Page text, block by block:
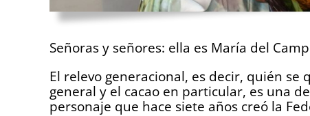
Señoras y señores: ella es María del
El relevo generacional, es decir, quién
general y el cacao en particular, es una
personaje que hace siete años creó la